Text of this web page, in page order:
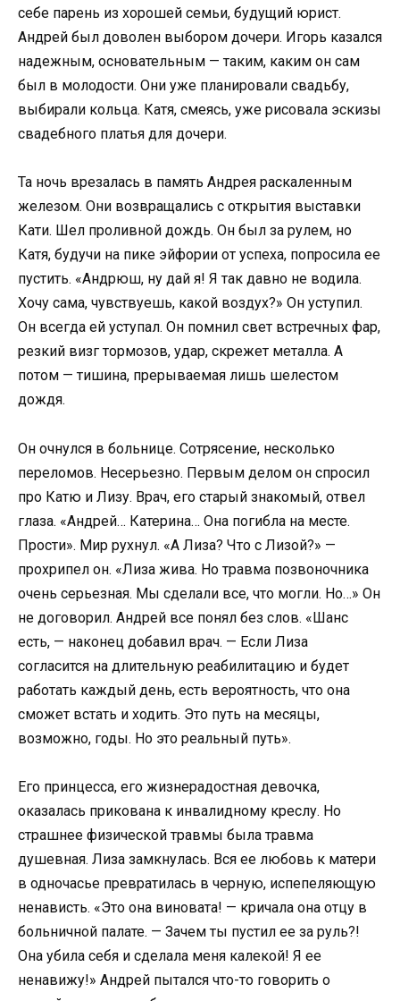
себе парень из хорошей семьи, будущий юрист.
Андрей был доволен выбором дочери. Игорь казался
надежным, основательным — таким, каким он сам
был в молодости. Они уже планировали свадьбу,
выбирали кольца. Катя, смеясь, уже рисовала эскизы
свадебного платья для дочери.
Та ночь врезалась в память Андрея раскаленным
железом. Они возвращались с открытия выставки
Кати. Шел проливной дождь. Он был за рулем, но
Катя, будучи на пике эйфории от успеха, попросила ее
пустить. «Андрюш, ну дай я! Я так давно не водила.
Хочу сама, чувствуешь, какой воздух?» Он уступил.
Он всегда ей уступал. Он помнил свет встречных фар,
резкий визг тормозов, удар, скрежет металла. А
потом — тишина, прерываемая лишь шелестом
дождя.
Он очнулся в больнице. Сотрясение, несколько
переломов. Несерьезно. Первым делом он спросил
про Катю и Лизу. Врач, его старый знакомый, отвел
глаза. «Андрей… Катерина… Она погибла на месте.
Прости». Мир рухнул. «А Лиза? Что с Лизой?» —
прохрипел он. «Лиза жива. Но травма позвоночника
очень серьезная. Мы сделали все, что могли. Но…» Он
не договорил. Андрей все понял без слов. «Шанс
есть, — наконец добавил врач. — Если Лиза
согласится на длительную реабилитацию и будет
работать каждый день, есть вероятность, что она
сможет встать и ходить. Это путь на месяцы,
возможно, годы. Но это реальный путь».
Его принцесса, его жизнерадостная девочка,
оказалась прикована к инвалидному креслу. Но
страшнее физической травмы была травма
душевная. Лиза замкнулась. Вся ее любовь к матери
в одночасье превратилась в черную, испепеляющую
ненависть. «Это она виновата! — кричала она отцу в
больничной палате. — Зачем ты пустил ее за руль?!
Она убила себя и сделала меня калекой! Я ее
ненавижу!» Андрей пытался что-то говорить о